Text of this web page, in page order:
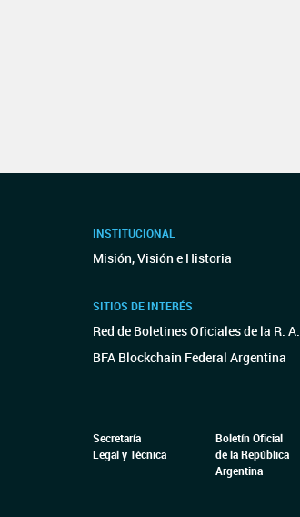
INSTITUCIONAL
Misión, Visión e Historia
SITIOS DE INTERÉS
Red de Boletines Oficiales de la R. A.
BFA Blockchain Federal Argentina
Secretaría
Legal y Técnica
Boletín Oficial
de la República
Argentina